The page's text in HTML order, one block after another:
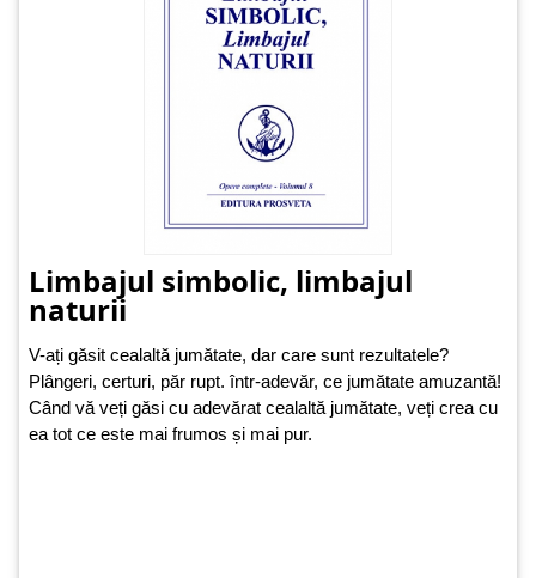
Limbajul simbolic, limbajul
naturii
V-ați găsit cealaltă jumătate, dar care sunt rezultatele?
Plângeri, certuri, păr rupt. într-adevăr, ce jumătate amuzantă!
Când vă veți găsi cu adevărat cealaltă jumătate, veți crea cu
ea tot ce este mai frumos și mai pur.